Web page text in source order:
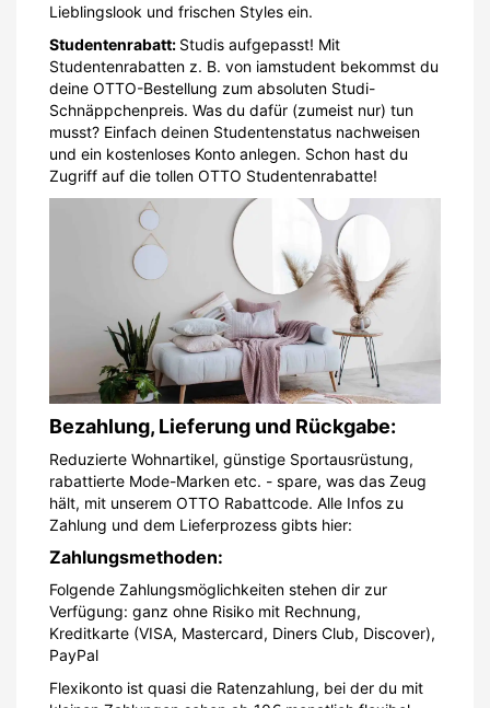
Lieblingslook und frischen Styles ein.
Studentenrabatt: Studis aufgepasst! Mit
Studentenrabatten z. B. von iamstudent bekommst du
deine OTTO-Bestellung zum absoluten Studi-
Schnäppchenpreis. Was du dafür (zumeist nur) tun
musst? Einfach deinen Studentenstatus nachweisen
und ein kostenloses Konto anlegen. Schon hast du
Zugriff auf die tollen OTTO Studentenrabatte!
Bezahlung, Lieferung und Rückgabe:
Reduzierte Wohnartikel, günstige Sportausrüstung,
rabattierte Mode-Marken etc. - spare, was das Zeug
hält, mit unserem OTTO Rabattcode. Alle Infos zu
Zahlung und dem Lieferprozess gibts hier:
Zahlungsmethoden:
Folgende Zahlungsmöglichkeiten stehen dir zur
Verfügung: ganz ohne Risiko mit Rechnung,
Kreditkarte (VISA, Mastercard, Diners Club, Discover),
PayPal
Flexikonto ist quasi die Ratenzahlung, bei der du mit